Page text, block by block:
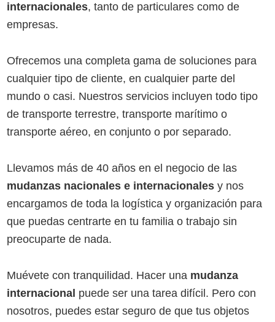
internacionales, tanto de particulares como de
empresas.
Ofrecemos una completa gama de soluciones para
cualquier tipo de cliente, en cualquier parte del
mundo o casi. Nuestros servicios incluyen todo tipo
de transporte terrestre, transporte marítimo o
transporte aéreo, en conjunto o por separado.
Llevamos más de 40 años en el negocio de las
mudanzas nacionales e internacionales y nos
encargamos de toda la logística y organización para
que puedas centrarte en tu familia o trabajo sin
preocuparte de nada.
Muévete con tranquilidad. Hacer una mudanza
internacional puede ser una tarea difícil. Pero con
nosotros, puedes estar seguro de que tus objetos